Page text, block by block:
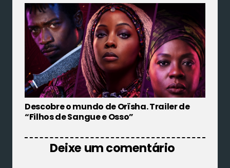
Descobre o mundo de Orïsha. Trailer de
“Filhos de Sangue e Osso”
Deixe um comentário